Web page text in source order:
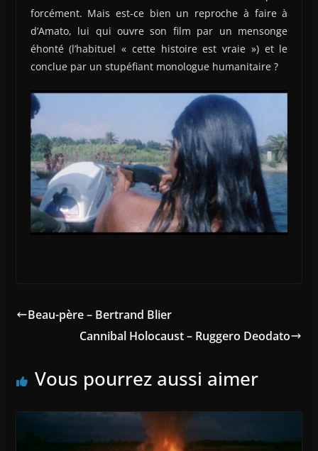
forcément. Mais est-ce bien un reproche à faire à
d’Amato, lui qui ouvre son film par un mensonge
éhonté (l’habituel « cette histoire est vraie ») et le
conclue par un stupéfiant monologue humanitaire ?
Beau-père – Bertrand Blier
Cannibal Holocaust – Ruggero Deodato
Vous pourrez aussi aimer